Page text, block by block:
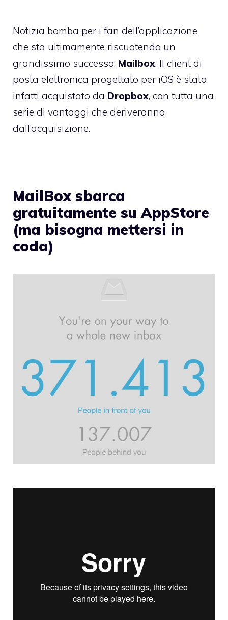
Notizia bomba per i fan dell’applicazione
che sta ultimamente riscuotendo un
grandissimo successo: Mailbox. Il client di
posta elettronica progettato per iOS è stato
infatti acquistato da Dropbox, con tutta una
serie di vantaggi che deriveranno
dall’acquisizione.
MailBox sbarca
gratuitamente su AppStore
(ma bisogna mettersi in
coda)